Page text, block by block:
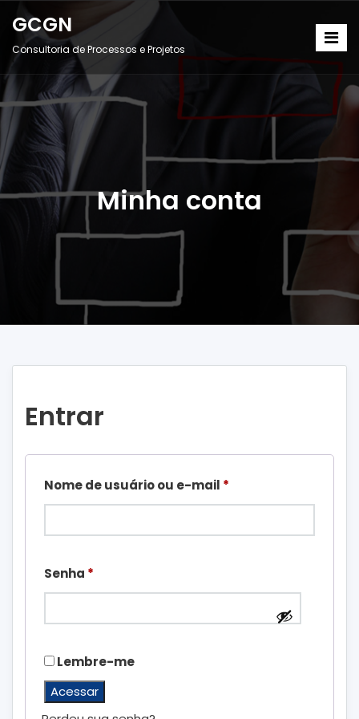
GCGN
Consultoria de Processos e Projetos
Minha conta
Entrar
Nome de usuário ou e-mail *
Senha *
Lembre-me
Acessar